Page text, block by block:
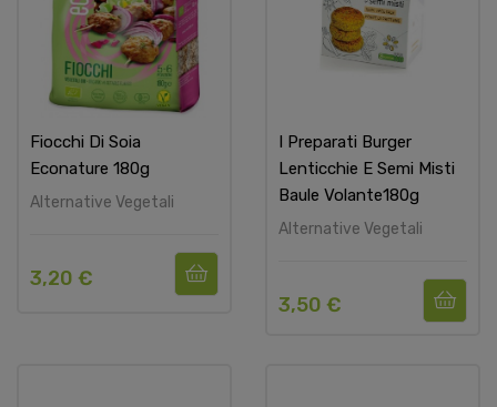
Fiocchi Di Soia
Econature 180g
Alternative Vegetali
3,20 €
I Preparati Burger
Lenticchie E Semi Misti
Baule Volante180g
Alternative Vegetali
3,50 €